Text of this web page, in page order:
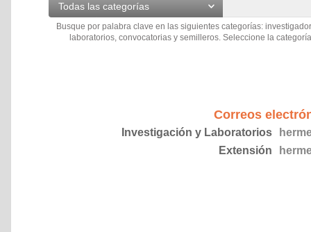
Todas las categorías
Busque por palabra clave en las siguientes categorías:
laboratorios, convocatorias y semilleros. Seleccione la
Correos
Investigación y Laboratorios
Extensión